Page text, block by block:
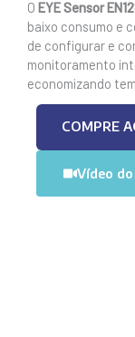
O EYE Sensor
baixo consumo e
de configurar e
monitoramento
economizando
COMPRE
Vídeo